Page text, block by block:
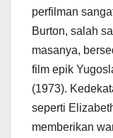
perfilman
Burton, salah
masanya,
film epik
(1973).
seperti
memberikan